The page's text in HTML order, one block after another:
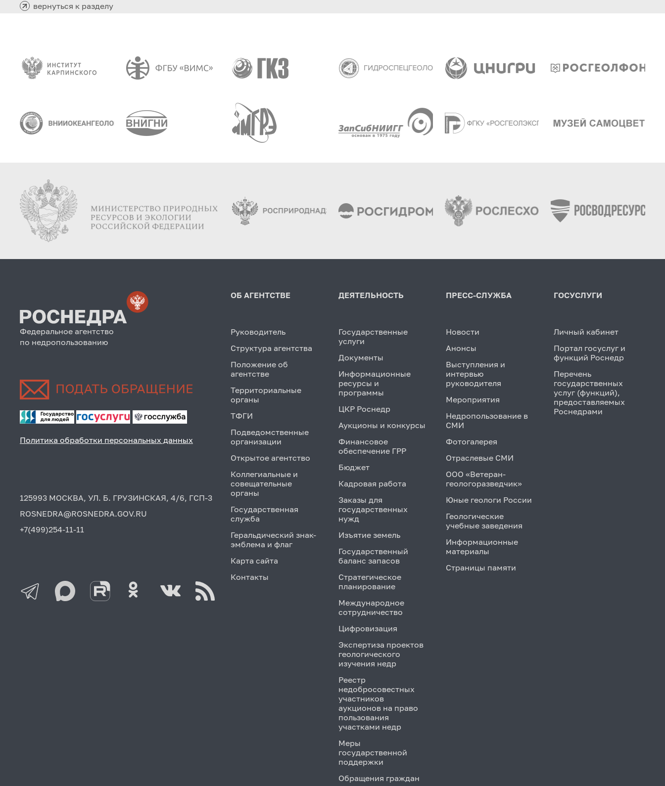
Ненецком муниципальном районе
вернуться к разделу
Федеральное агентство
по недропользованию
Политика обработки персональных данных
125993 МОСКВА, УЛ. Б. ГРУЗИНСКАЯ, 4/6, ГСП-3
ROSNEDRA@ROSNEDRA.GOV.RU
+7(499)254-11-11
ОБ АГЕНТСТВЕ
Руководитель
Структура агентства
Положение об
агентстве
Территориальные
органы
ТФГИ
Подведомственные
организации
Открытое агентство
Коллегиальные и
совещательные
органы
Государственная
служба
Геральдический знак-
эмблема и флаг
Карта сайта
Контакты
ДЕЯТЕЛЬНОСТЬ
Государственные
услуги
Документы
Информационные
ресурсы и
программы
ЦКР Роснедр
Аукционы и конкурсы
Финансовое
обеспечение ГРР
Бюджет
Кадровая работа
Заказы для
государственных
нужд
Изъятие земель
Государственный
баланс запасов
Стратегическое
планирование
Международное
сотрудничество
Цифровизация
Экспертиза проектов
геологического
изучения недр
Реестр
недобросовестных
участников
аукционов на право
пользования
участками недр
Меры
государственной
поддержки
Обращения граждан
ПРЕСС-СЛУЖБА
Новости
Анонсы
Выступления и
интервью
руководителя
Мероприятия
Недропользование в
СМИ
Фотогалерея
Отраслевые СМИ
ООО «Ветеран-
геологоразведчик»
Юные геологи России
Геологические
учебные заведения
Информационные
материалы
Страницы памяти
ГОСУСЛУГИ
Личный кабинет
Портал госуслуг и
функций Роснедр
Перечень
государственных
услуг (функций),
предоставляемых
Роснедрами